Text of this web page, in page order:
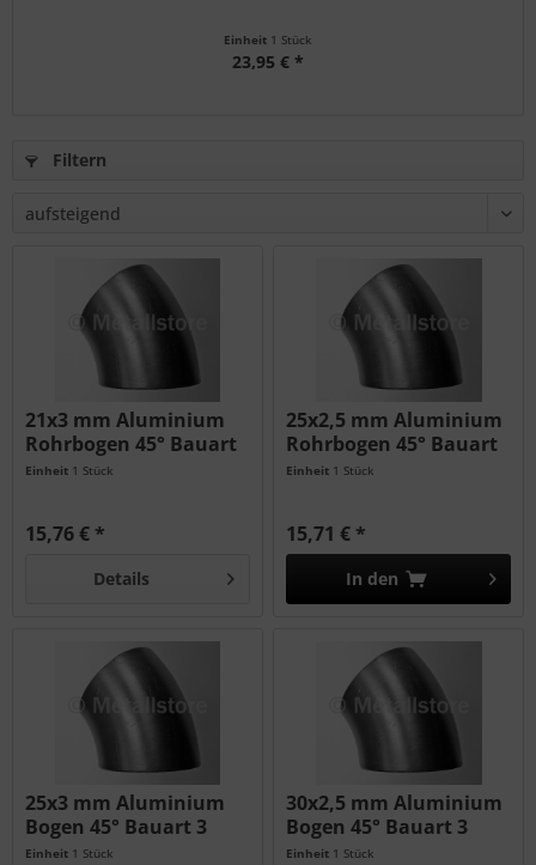
Einheit 1 Stück
23,95 € *
Filtern
21x3 mm Aluminium
Rohrbogen 45° Bauart
3 AlMgSi
Einheit 1 Stück
15,76 € *
Details
25x2,5 mm Aluminium
Rohrbogen 45° Bauart
3 AlMg3
Einheit 1 Stück
15,71 € *
In den
25x3 mm Aluminium
Bogen 45° Bauart 3
AlMg3
Einheit 1 Stück
30x2,5 mm Aluminium
Bogen 45° Bauart 3
AlMg3
Einheit 1 Stück